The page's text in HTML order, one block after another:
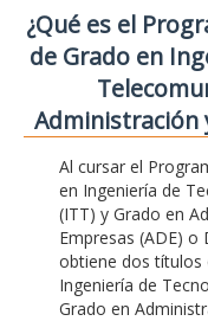
¿Qué es el
de Grado en
Administración
Al cursar el
en Ingeniería de
(ITT) y Grado en
Empresas (ADE)
obtiene dos títulos
Ingeniería de
Grado en